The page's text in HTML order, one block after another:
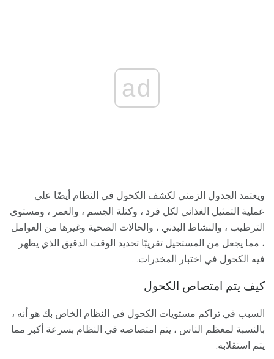
ad
ويعتمد الجدول الزمني لكشف الكحول في النظام أيضًا على
عملية التمثيل الغذائي لكل فرد ، وكتلة الجسم ، والعمر ، ومستوى
الترطيب ، والنشاط البدني ، والحالات الصحية وغيرها من العوامل
، مما يجعل من المستحيل تقريبًا تحديد الوقت الدقيق الذي يظهر
فيه الكحول في اختبار المخدرات. .
كيف يتم امتصاص الكحول
السبب في تراكم مستويات الكحول في النظام الخاص بك هو أنه ،
بالنسبة لمعظم الناس ، يتم امتصاصه في النظام بسرعة أكبر مما
يتم استقلابه.